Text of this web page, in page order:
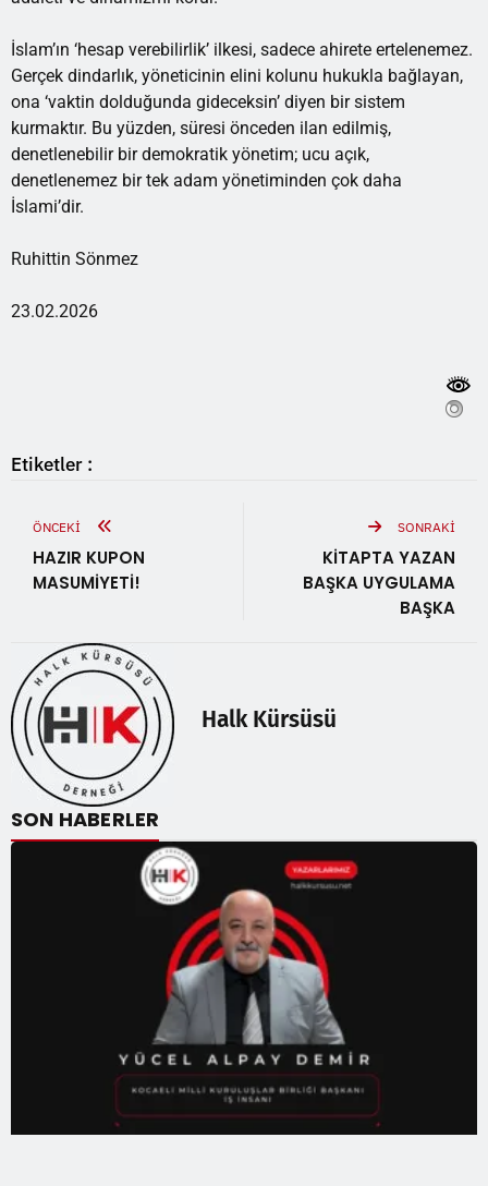
İslam’ın ‘hesap verebilirlik’ ilkesi, sadece ahirete ertelenemez.
Gerçek dindarlık, yöneticinin elini kolunu hukukla bağlayan,
ona ‘vaktin dolduğunda gideceksin’ diyen bir sistem
kurmaktır. Bu yüzden, süresi önceden ilan edilmiş,
denetlenebilir bir demokratik yönetim; ucu açık,
denetlenemez bir tek adam yönetiminden çok daha
İslami’dir.
Ruhittin Sönmez
23.02.2026
Etiketler :
ÖNCEKI
HAZIR KUPON
MASUMİYETİ!
SONRAKI
KİTAPTA YAZAN
BAŞKA UYGULAMA
BAŞKA
Halk Kürsüsü
SON HABERLER